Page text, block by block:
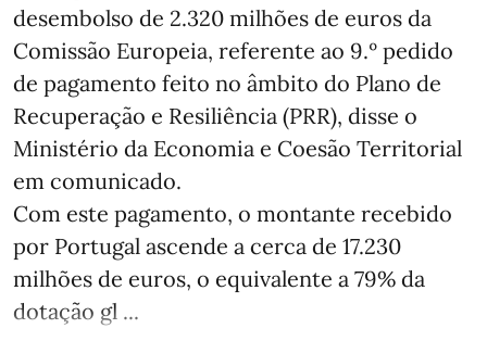
desembolso de 2.320 milhões de euros da
Comissão Europeia, referente ao 9.º pedido
de pagamento feito no âmbito do Plano de
Recuperação e Resiliência (PRR), disse o
Ministério da Economia e Coesão Territorial
em comunicado.
Com este pagamento, o montante recebido
por Portugal ascende a cerca de 17.230
milhões de euros, o equivalente a 79% da
dotação gl ...